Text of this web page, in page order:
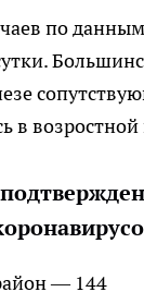
по
в возростной
— 144